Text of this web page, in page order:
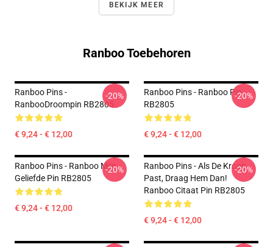
BEKIJK MEER
Ranboo Toebehoren
Ranboo Pins -
RanbooDroompin RB2805
€ 9,24 - € 12,00
-20%
Ranboo Pins - Ranboo Pin
RB2805
€ 9,24 - € 12,00
-20%
Ranboo Pins - Ranboo Mijn
Geliefde Pin RB2805
€ 9,24 - € 12,00
-20%
Ranboo Pins - Als De Kroon
Past, Draag Hem Dan!
Ranboo Citaat Pin RB2805
€ 9,24 - € 12,00
-20%